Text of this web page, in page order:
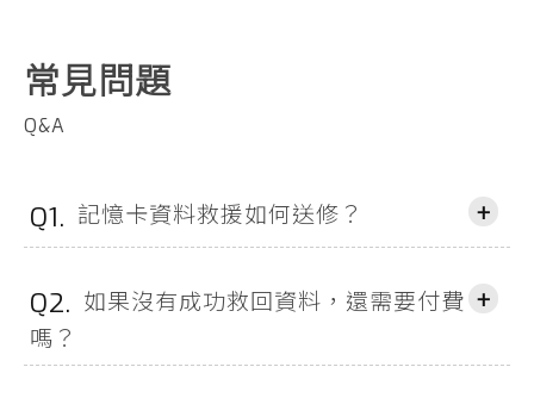
常見問題
Q&A
Q1. 記憶卡資料救援如何送修？ +
Q2. 如果沒有成功救回資料，還需要付費
嗎？
+